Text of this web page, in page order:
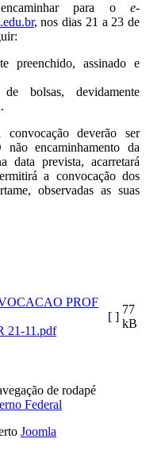
para o e-
, nos dias 21 a 23 de
preenchido, assinado e
bolsas, devidamente
deverão ser
encaminhamento da
data prevista, acarretará
a convocação dos
observadas as suas
21-11.pdf
[ ]
77
kB
de rodapé
Joomla